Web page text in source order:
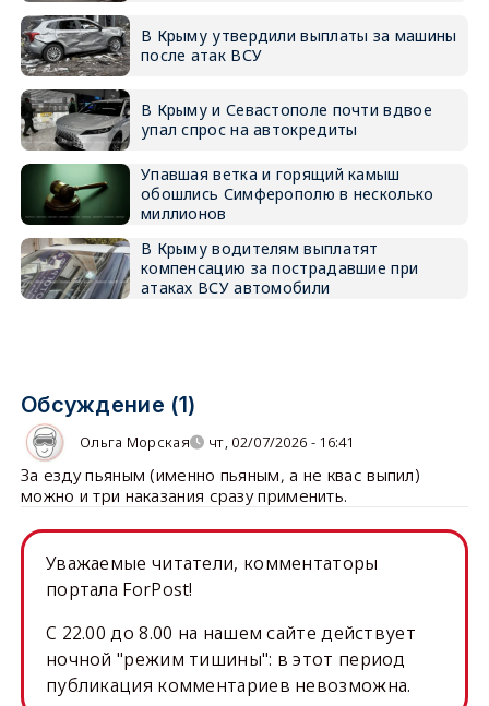
В Крыму утвердили выплаты за машины
после атак ВСУ
В Крыму и Севастополе почти вдвое
упал спрос на автокредиты
Упавшая ветка и горящий камыш
обошлись Симферополю в несколько
миллионов
В Крыму водителям выплатят
компенсацию за пострадавшие при
атаках ВСУ автомобили
Обсуждение (1)
Ольга Морская чт, 02/07/2026 - 16:41
За езду пьяным (именно пьяным, а не квас выпил)
можно и три наказания сразу применить.
Уважаемые читатели, комментаторы
портала ForPost!
C 22.00 до 8.00 на нашем сайте действует
ночной "режим тишины": в этот период
публикация комментариев невозможна.